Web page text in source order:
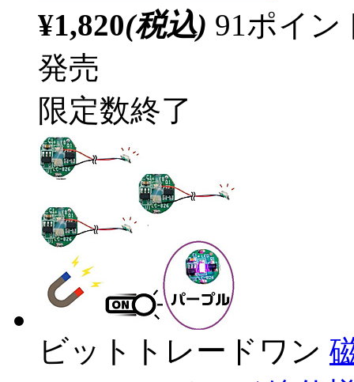
¥1,820(税込) 91ポイ
発売
限定数終了
ビットトレードワン